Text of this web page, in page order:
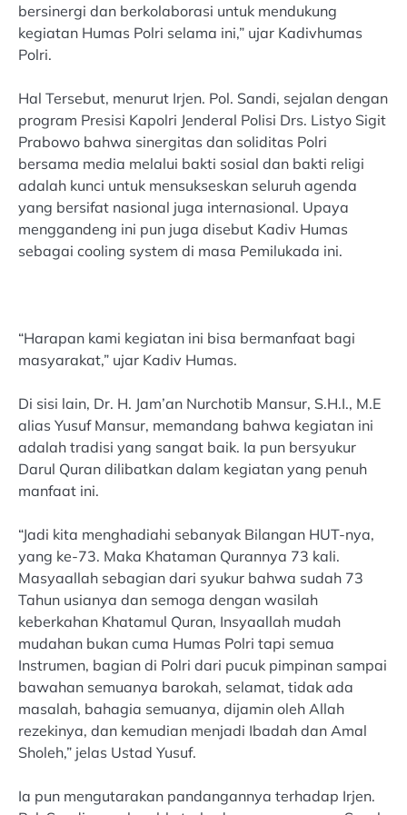
bersinergi dan berkolaborasi untuk mendukung
kegiatan Humas Polri selama ini,” ujar Kadivhumas
Polri.
Hal Tersebut, menurut Irjen. Pol. Sandi, sejalan dengan
program Presisi Kapolri Jenderal Polisi Drs. Listyo Sigit
Prabowo bahwa sinergitas dan soliditas Polri
bersama media melalui bakti sosial dan bakti religi
adalah kunci untuk mensukseskan seluruh agenda
yang bersifat nasional juga internasional. Upaya
menggandeng ini pun juga disebut Kadiv Humas
sebagai cooling system di masa Pemilukada ini.
“Harapan kami kegiatan ini bisa bermanfaat bagi
masyarakat,” ujar Kadiv Humas.
Di sisi lain, Dr. H. Jam’an Nurchotib Mansur, S.H.I., M.E
alias Yusuf Mansur, memandang bahwa kegiatan ini
adalah tradisi yang sangat baik. Ia pun bersyukur
Darul Quran dilibatkan dalam kegiatan yang penuh
manfaat ini.
“Jadi kita menghadiahi sebanyak Bilangan HUT-nya,
yang ke-73. Maka Khataman Qurannya 73 kali.
Masyaallah sebagian dari syukur bahwa sudah 73
Tahun usianya dan semoga dengan wasilah
keberkahan Khatamul Quran, Insyaallah mudah
mudahan bukan cuma Humas Polri tapi semua
Instrumen, bagian di Polri dari pucuk pimpinan sampai
bawahan semuanya barokah, selamat, tidak ada
masalah, bahagia semuanya, dijamin oleh Allah
rezekinya, dan kemudian menjadi Ibadah dan Amal
Sholeh,” jelas Ustad Yusuf.
Ia pun mengutarakan pandangannya terhadap Irjen.